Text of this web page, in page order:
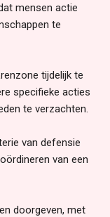
mensen actie
te
tijdelijk te
specifieke acties
te verzachten.
van defensie
van een
doorgeven, met